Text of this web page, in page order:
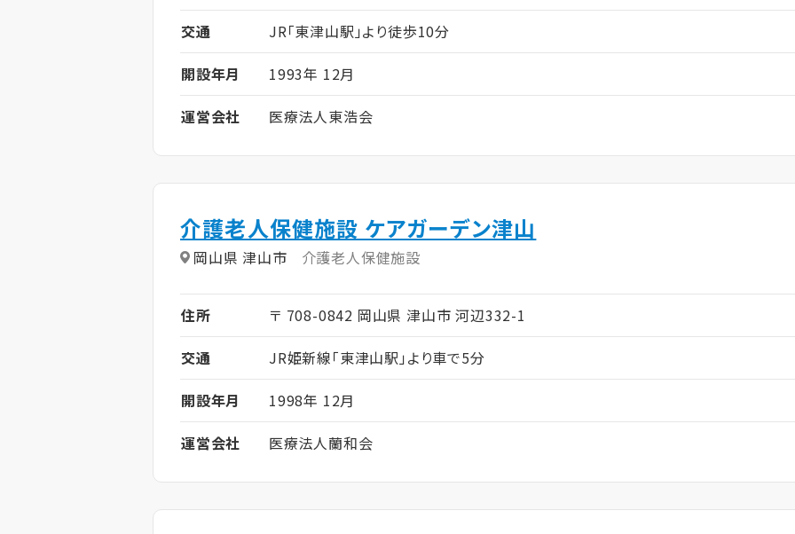
交通
JR「東津山駅」より徒歩10分
開設年月
1993年 12月
運営会社
医療法人東浩会
介護老人保健施設 ケアガーデン津山
岡山県 津山市 介護老人保健施設
住所
〒 708-0842 岡山県 津山市 河辺332-1
交通
JR姫新線「東津山駅」より車で5分
開設年月
1998年 12月
運営会社
医療法人蘭和会